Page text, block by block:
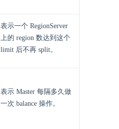
表示一个 RegionServer
上的 region 数达到这个
limit 后不再 split。
表示 Master 每隔多久做
一次 balance 操作。